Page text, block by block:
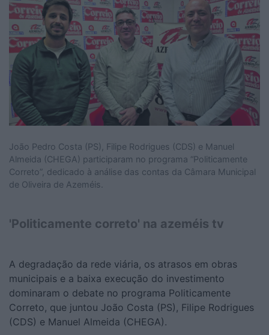
João Pedro Costa (PS), Filipe Rodrigues (CDS) e Manuel
Almeida (CHEGA) participaram no programa “Politicamente
Correto”, dedicado à análise das contas da Câmara Municipal
de Oliveira de Azeméis.
'Politicamente correto' na azeméis tv
A degradação da rede viária, os atrasos em obras
municipais e a baixa execução do investimento
dominaram o debate no programa Politicamente
Correto, que juntou João Costa (PS), Filipe Rodrigues
(CDS) e Manuel Almeida (CHEGA).